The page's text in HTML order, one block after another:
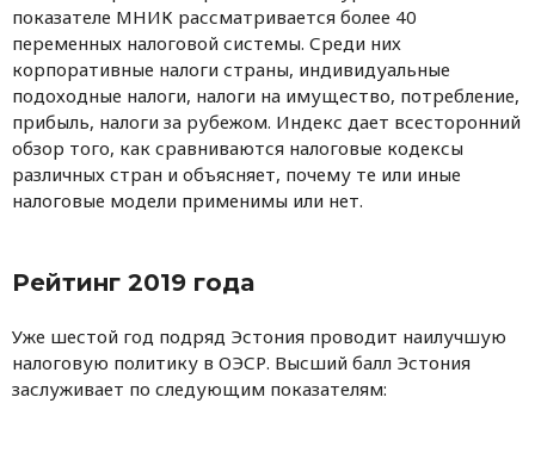
показателе МНИК рассматривается более 40
переменных налоговой системы. Среди них
корпоративные налоги страны, индивидуальные
подоходные налоги, налоги на имущество, потребление,
прибыль, налоги за рубежом. Индекс дает всесторонний
обзор того, как сравниваются налоговые кодексы
различных стран и объясняет, почему те или иные
налоговые модели применимы или нет.
Рейтинг 2019 года
Уже шестой год подряд Эстония проводит наилучшую
налоговую политику в ОЭСР. Высший балл Эстония
заслуживает по следующим показателям: